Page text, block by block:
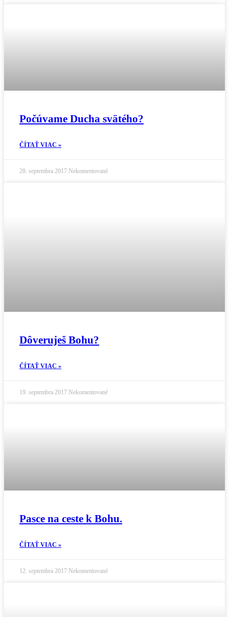
Počúvame Ducha svätého?
ČÍTAŤ VIAC »
28. septembra 2017 Nekomentované
Dôveruješ Bohu?
ČÍTAŤ VIAC »
19. septembra 2017 Nekomentované
Pasce na ceste k Bohu.
ČÍTAŤ VIAC »
12. septembra 2017 Nekomentované